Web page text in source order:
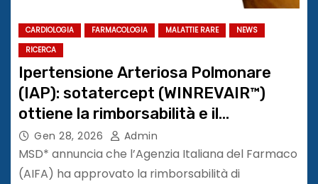
CARDIOLOGIA FARMACOLOGIA MALATTIE RARE
NEWS
RICERCA
Ipertensione Arteriosa Polmonare
(IAP): sotatercept (WINREVAIR™)
ottiene la rimborsabilità e il
riconoscimento dello stato di
innovatività da AIFA
Gen 28, 2026 Admin
MSD* annuncia che l’Agenzia Italiana del Farmaco
(AIFA) ha approvato la rimborsabilità di